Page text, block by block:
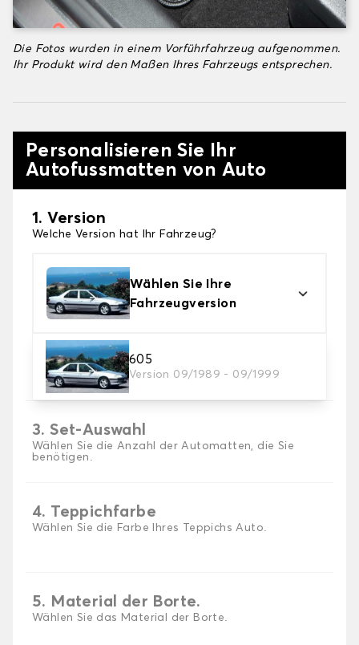
Die Fotos wurden in einem Vorführfahrzeug aufgenommen.
Ihr Produkt wird den Maßen Ihres Fahrzeugs entsprechen.
Personalisieren Sie Ihr
Autofussmatten von Auto
1. Version
Welche Version hat Ihr Fahrzeug?
Wählen Sie Ihre
Fahrzeugversion
605
Version 09/1989 - 09/1999
2. Material
Wählen Sie das Material Ihres Autofussmatten
3. Set-Auswahl
Wählen Sie die Anzahl der Automatten, die Sie
benötigen.
4. Teppichfarbe
Wählen Sie die Farbe Ihres Teppichs Auto.
5. Material der Borte.
Wählen Sie das Material der Borte.